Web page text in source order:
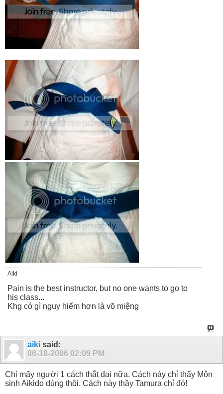
Aiki
Pain is the best instructor, but no one wants to go to
his class...
Khg có gì nguy hiểm hơn là võ miệng
aiki said:
06-18-2006 02:09 PM
Chỉ mấy người 1 cách thắt đai nữa. Cách này chỉ thấy Môn
sinh Aikido dùng thôi. Cách này thầy Tamura chỉ đó!